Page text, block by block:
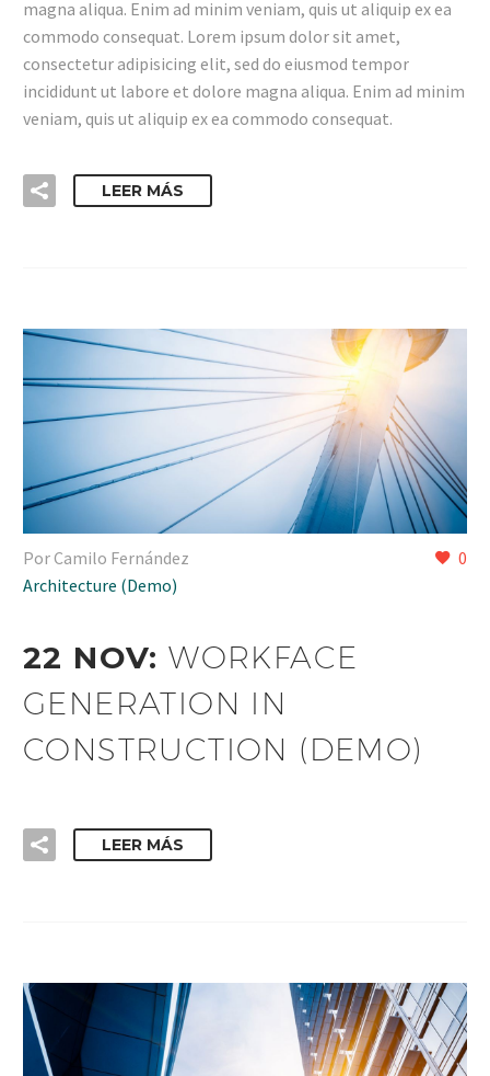
magna aliqua. Enim ad minim veniam, quis ut aliquip ex ea
commodo consequat. Lorem ipsum dolor sit amet,
consectetur adipisicing elit, sed do eiusmod tempor
incididunt ut labore et dolore magna aliqua. Enim ad minim
veniam, quis ut aliquip ex ea commodo consequat.
LEER MÁS
0
Por Camilo Fernández
Architecture (Demo)
22 NOV:WORKFACE
GENERATION IN
CONSTRUCTION (DEMO)
LEER MÁS